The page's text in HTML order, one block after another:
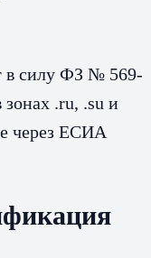
в силу ФЗ № 569-
.ru, .su и
через ЕСИА